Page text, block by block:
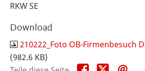
RKW SE
Download
210222_Foto OB-Firmenbesuch
(982.6 KB)
Teile Teile